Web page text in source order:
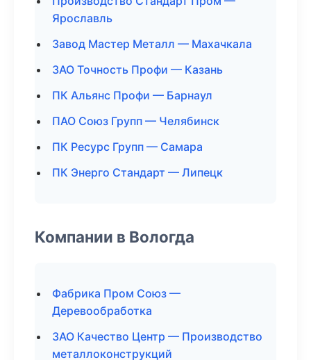
Ярославль
Завод Мастер Металл — Махачкала
ЗАО Точность Профи — Казань
ПК Альянс Профи — Барнаул
ПАО Союз Групп — Челябинск
ПК Ресурс Групп — Самара
ПК Энерго Стандарт — Липецк
Компании в Вологда
Фабрика Пром Союз —
Деревообработка
ЗАО Качество Центр — Производство
металлоконструкций